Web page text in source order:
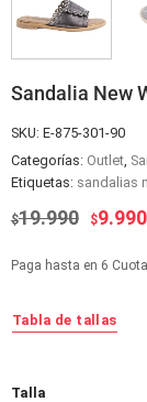
Sandalia New
SKU: E-875-301-90
Categorías: Outlet,
Etiquetas: sandalias
$19.990 El
$9.990
Paga hasta en 6
Tabla de tallas
Talla
Alternative: